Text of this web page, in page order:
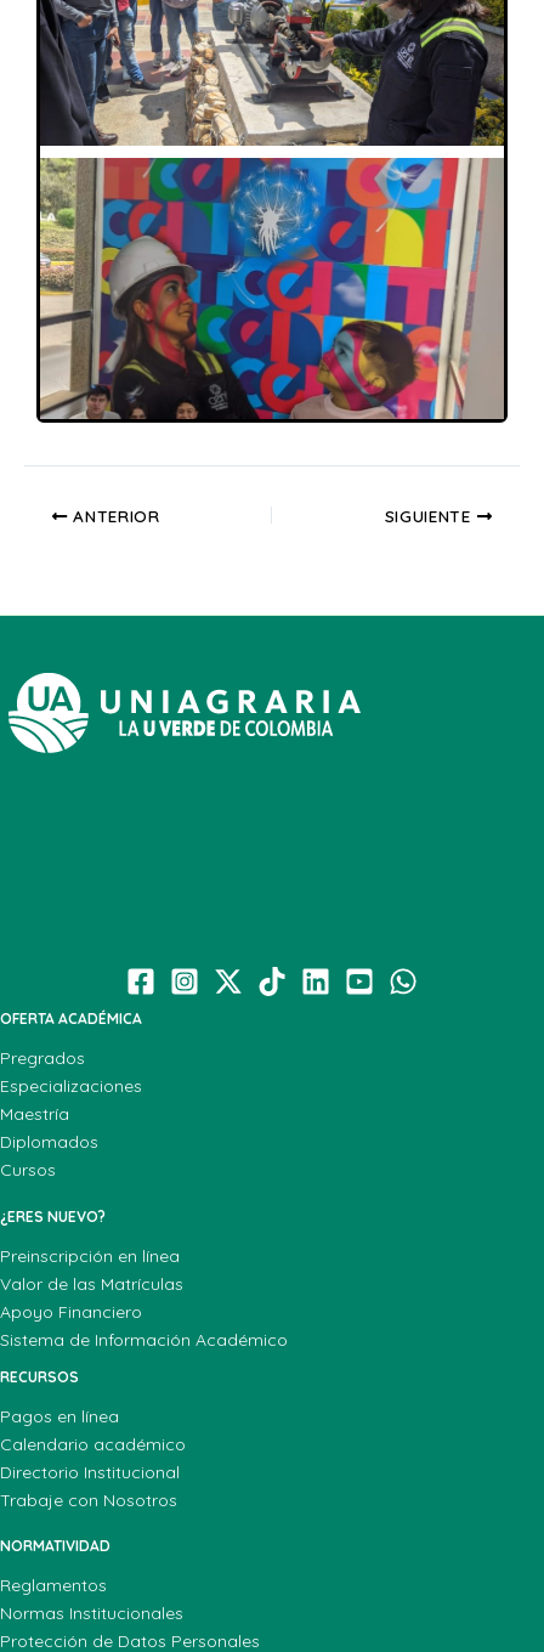
ANTERIOR SIGUIENTE
OFERTA ACADÉMICA
Pregrados
Especializaciones
Maestría
Diplomados
Cursos
¿ERES NUEVO?
Preinscripción en línea
Valor de las Matrículas
Apoyo Financiero
Sistema de Información Académico
RECURSOS
Pagos en línea
Calendario académico
Directorio Institucional
Trabaje con Nosotros
NORMATIVIDAD
Reglamentos
Normas Institucionales
Protección de Datos Personales